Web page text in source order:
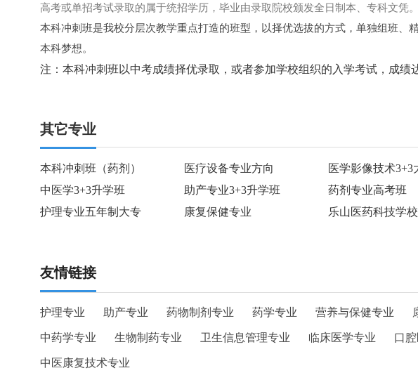
高考或单招考试录取的属于统招学历，毕业由录取院校颁发全日制本、专科文凭。
本科冲刺班是我校分层次教学重点打造的班型，以择优选拔的方式，单独组班、
本科梦想。
注：本科冲刺班以中考成绩择优录取，或者参加学校组织的入学考试，成绩
其它专业
本科冲刺班（药剂） 医疗设备专业方向 医学影像技术3+3
中医学3+3升学班
助产专业3+3升学班 药剂专业高考班
护理专业五年制大专
康复保健专业 乐山医药科技学
友情链接
护理专业 助产专业 药物制剂专业 药学专业 营养与保健专业
中药学专业 生物制药专业 卫生信息管理专业 临床医学专业 口
中医康复技术专业